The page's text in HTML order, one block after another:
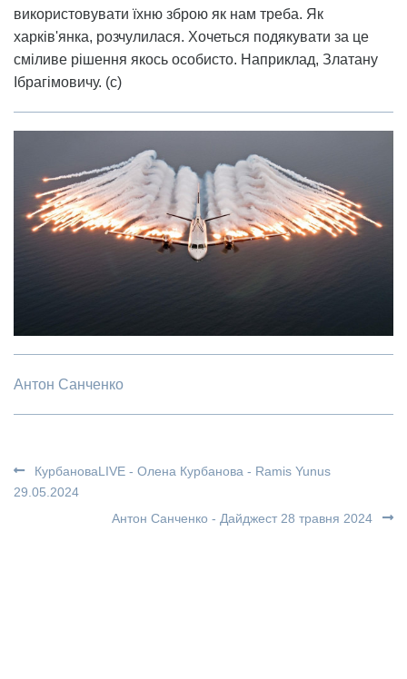
використовувати їхню зброю як нам треба. Як
харків'янка, розчулилася. Хочеться подякувати за це
сміливе рішення якось особисто. Наприклад, Златану
Ібрагімовичу. (с)
Антон Санченко
КурбановаLIVE - Олена Курбанова - Ramis Yunus
29.05.2024
Антон Санченко - Дайджест 28 травня 2024